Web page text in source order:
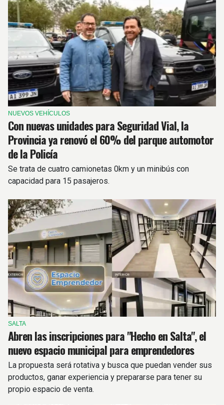
NUEVOS VEHÍCULOS
Con nuevas unidades para Seguridad Vial, la
Provincia ya renovó el 60% del parque automotor
de la Policía
Se trata de cuatro camionetas 0km y un minibús con
capacidad para 15 pasajeros.
SALTA
Abren las inscripciones para "Hecho en Salta", el
nuevo espacio municipal para emprendedores
La propuesta será rotativa y busca que puedan vender sus
productos, ganar experiencia y prepararse para tener su
propio espacio de venta.